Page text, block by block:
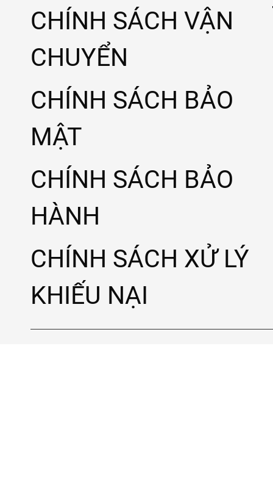
CHÍNH SÁCH VẬN
CHUYỂN
CHÍNH SÁCH BẢO
MẬT
CHÍNH SÁCH BẢO
HÀNH
CHÍNH SÁCH XỬ LÝ
KHIẾU NẠI